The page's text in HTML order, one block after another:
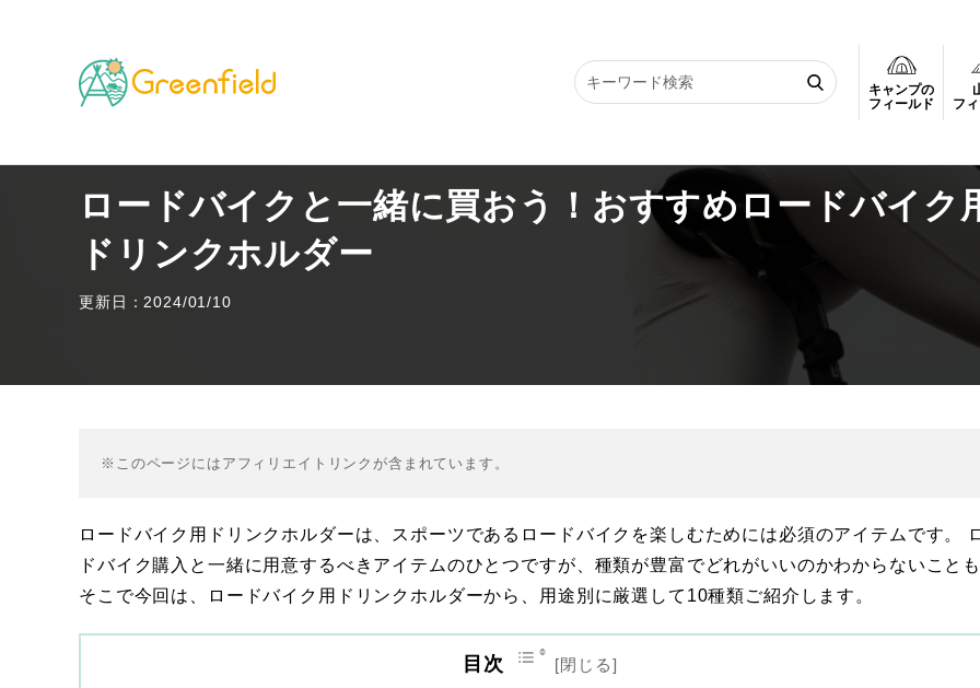
キャンプの
フィールド
フ
TOP その他のフィールド ロードバイクと一緒に買おう！おすすめロードバイク用ドリンクホルダー
ロードバイクと一緒に買おう！おすすめロードバイク
ドリンクホルダー
更新日：2024/01/10
※このページにはアフィリエイトリンクが含まれています。
ロードバイク用ドリンクホルダーは、スポーツであるロードバイクを楽しむためには必須のアイテムです。
ドバイク購入と一緒に用意するべきアイテムのひとつですが、種類が豊富でどれがいいのかわからないこと
そこで今回は、ロードバイク用ドリンクホルダーから、用途別に厳選して10種類ご紹介します。
目次